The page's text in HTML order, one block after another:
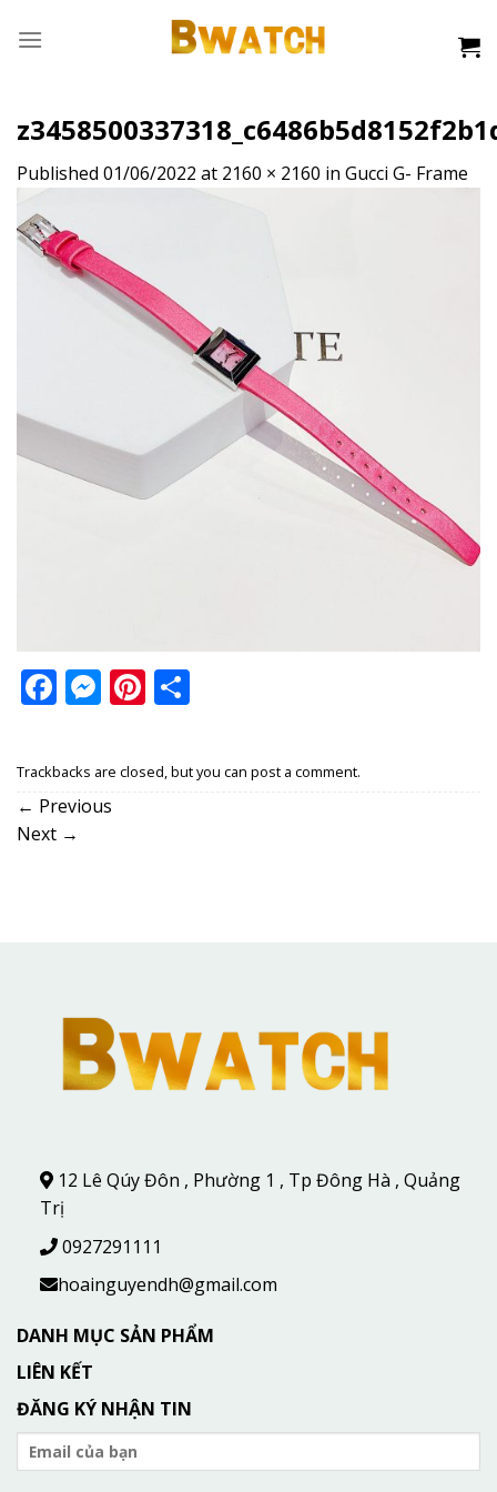
Published 01/06/2022 at 2160 × 2160 in Gucci G- Frame
Facebook
Messenger
Pinterest
Trackbacks are closed, but you can post a comment.
← Previous
Next →
12 Lê Qúy Đôn , Phường 1 , Tp Đông Hà , Quảng
Trị
0927291111
hoainguyendh@gmail.com
DANH MỤC SẢN PHẨM
LIÊN KẾT
ĐĂNG KÝ NHẬN TIN